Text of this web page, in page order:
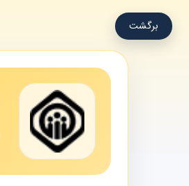
برگشت